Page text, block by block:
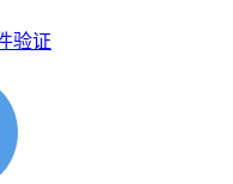
验证